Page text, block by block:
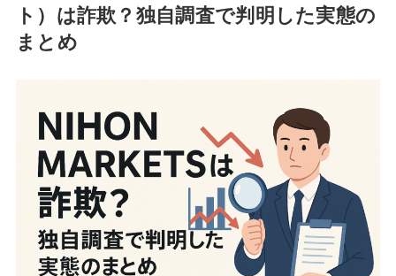
ト）は詐欺？独自調査で判明した実態の
まとめ